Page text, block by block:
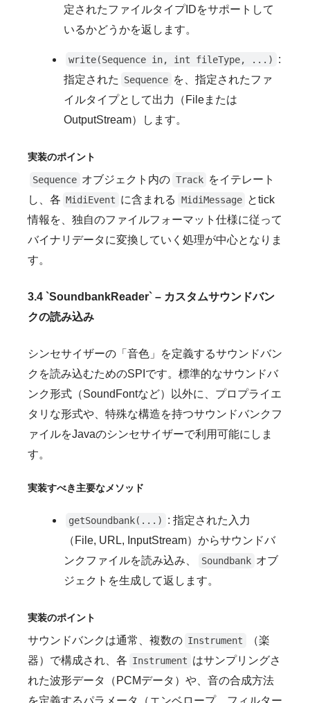
定されたファイルタイプIDをサポートして
いるかどうかを返します。
write(Sequence in, int fileType, ...)
:
指定された
Sequence を、指定されたファ
イルタイプとして出力（Fileまたは
OutputStream）します。
実装のポイント
Sequence オブジェクト内の Track をイテレート
し、各 MidiEvent に含まれる MidiMessage とtick
情報を、独自のファイルフォーマット仕様に従って
バイナリデータに変換していく処理が中心となりま
す。
3.4 `SoundbankReader` – カスタムサウンドバン
クの読み込み
シンセサイザーの「音色」を定義するサウンドバン
クを読み込むためのSPIです。標準的なサウンドバ
ンク形式（SoundFontなど）以外に、プロプライエ
タリな形式や、特殊な構造を持つサウンドバンクフ
ァイルをJavaのシンセサイザーで利用可能にしま
す。
実装すべき主要なメソッド
getSoundbank(...)
: 指定された入力
（File, URL, InputStream）からサウンドバ
ンクファイルを読み込み、
Soundbank オブ
ジェクトを生成して返します。
実装のポイント
サウンドバンクは通常、複数の Instrument
（楽
器）で構成され、各 Instrument はサンプリングさ
れた波形データ（PCMデータ）や、音の合成方法
を定義するパラメータ（エンベロープ、フィルター